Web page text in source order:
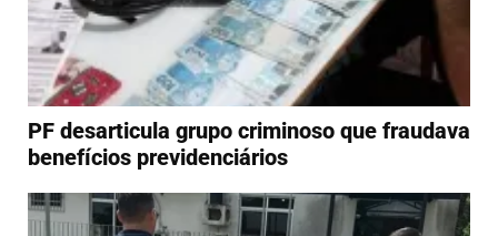
PF desarticula grupo criminoso que fraudava
benefícios previdenciários